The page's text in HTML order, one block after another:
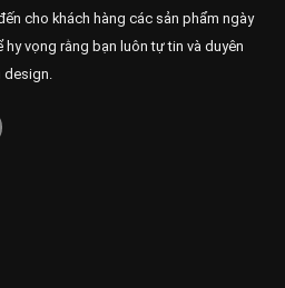
cho khách hàng các sản phẩm ngày
vọng rằng bạn luôn tự tin và duyên